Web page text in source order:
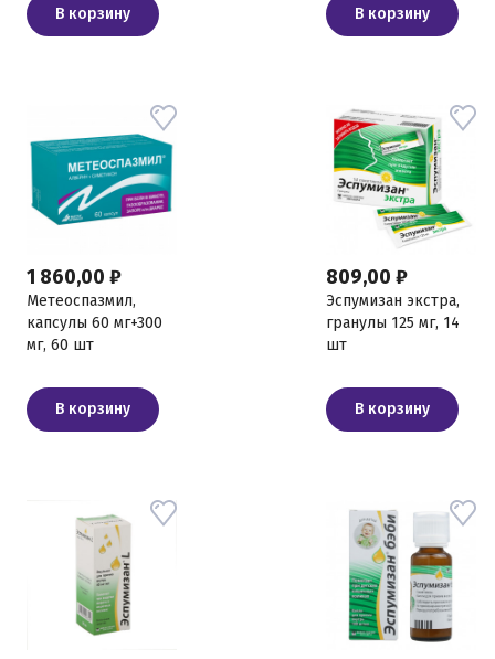
В корзину В корзину
1 860,00 ₽
Метеоспазмил,
капсулы 60 мг+300
мг, 60 шт
В корзину
809,00 ₽
Эспумизан экстра,
гранулы 125 мг, 14
шт
В корзину